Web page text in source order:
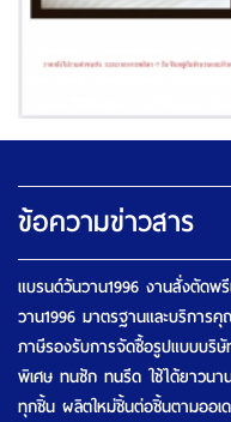
ข้อความข่าวสาร
แบรนด์วันวาน1996 งานสั่งตัด
วาน1996 มาตรฐานและบริการ
ภาษีรองรับการจัดซื้อรูปแบบบริ
พิเศษ ทนซัก ทนรีด ใช้ได้ยาวนา
ทุกชิ้น ผลิตใหม่ชิ้นต่อชิ้นตามออเ